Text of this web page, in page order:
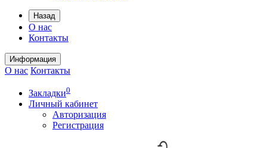
Назад
О нас
Контакты
Информация
О нас Контакты
Закладки0
Личный кабинет
Авторизация
Регистрация